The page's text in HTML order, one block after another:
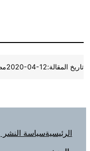
تاريخ المقالة:2020-04-12
الرئيسيةسياسة النشر